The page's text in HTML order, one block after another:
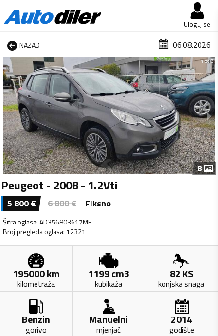
Uloguj se
NAZAD 06.08.2026
1 od 8
8
Peugeot - 2008 - 1.2Vti
5 800€ 6 800€ Fiksno
Šifra oglasa:AD356803617ME
Broj pregleda oglasa: 12321
195000km
kilometraža
1199cm3
kubikaža
82 KS
konjska snaga
Benzin
gorivo
Manuelni
mjenjač
2014
godište